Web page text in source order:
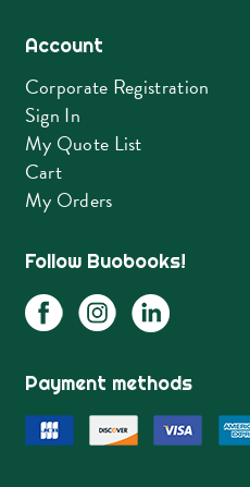
Account
Corporate Registration
Sign In
My Quote List
Cart
My Orders
Follow Buobooks!
Payment methods